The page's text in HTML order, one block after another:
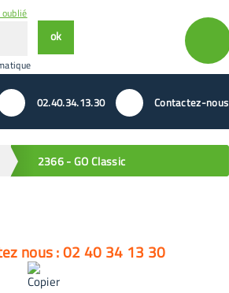
ok
02.40.34.13.30 Contactez-nous
2366 - GO Classic
nous : 02 40 34 13 30